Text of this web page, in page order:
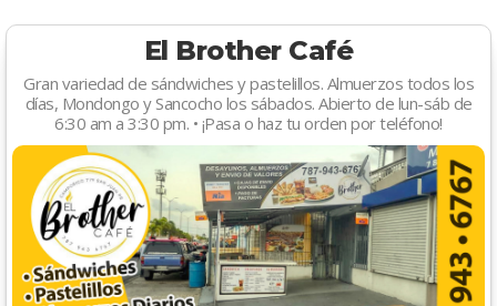
El Brother Café
Gran variedad de sándwiches y pastelillos. Almuerzos todos los
días, Mondongo y Sancocho los sábados. Abierto de lun-sáb de
6:30 am a 3:30 pm. • ¡Pasa o haz tu orden por teléfono!